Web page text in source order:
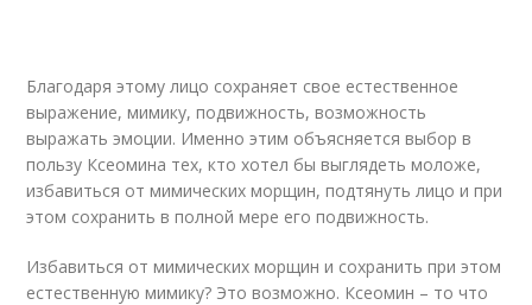
Благодаря этому лицо сохраняет свое естественное
выражение, мимику, подвижность, возможность
выражать эмоции. Именно этим объясняется выбор в
пользу Ксеомина тех, кто хотел бы выглядеть моложе,
избавиться от мимических морщин, подтянуть лицо и при
этом сохранить в полной мере его подвижность.
Избавиться от мимических морщин и сохранить при этом
естественную мимику? Это возможно. Ксеомин – то что